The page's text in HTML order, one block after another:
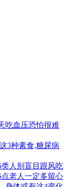
吃血压恐怕很难
3种素食,糖尿病
人别盲目跟风吃
老人一定多留心